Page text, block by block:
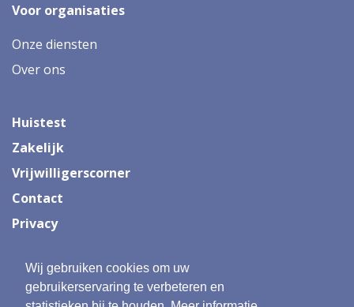
Wij gebruiken cookies om uw
gebruikerservaring te verbeteren en
Voor organisaties
Onze diensten
Over ons
Huistest
Zakelijk
Vrijwilligerscorner
Contact
Privacy
Onderdeel van: